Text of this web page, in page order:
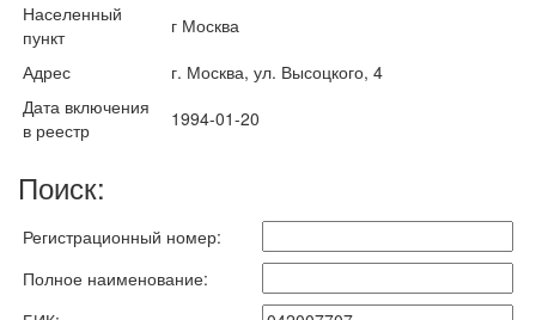
Населенный
пункт
г Москва
Адрес
г. Москва, ул. Высоцкого, 4
Дата включения
в реестр
1994-01-20
Поиск:
Регистрационный номер:
Полное наименование: